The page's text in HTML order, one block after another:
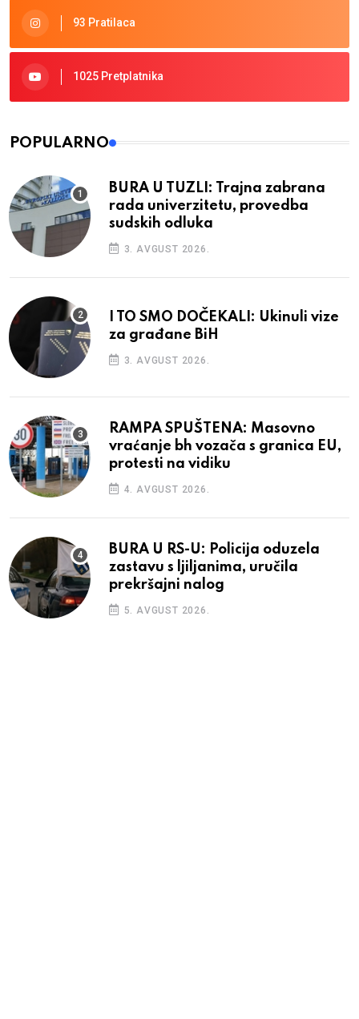
93 Pratilaca
1025 Pretplatnika
POPULARNO
BURA U TUZLI: Trajna zabrana
rada univerzitetu, provedba
sudskih odluka
3. AVGUST 2026.
I TO SMO DOČEKALI: Ukinuli vize
za građane BiH
3. AVGUST 2026.
RAMPA SPUŠTENA: Masovno
vraćanje bh vozača s granica EU,
protesti na vidiku
4. AVGUST 2026.
BURA U RS-U: Policija oduzela
zastavu s ljiljanima, uručila
prekršajni nalog
5. AVGUST 2026.